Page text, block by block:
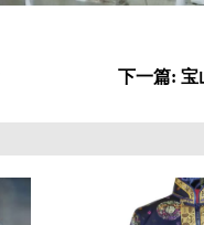
下一篇: 宝